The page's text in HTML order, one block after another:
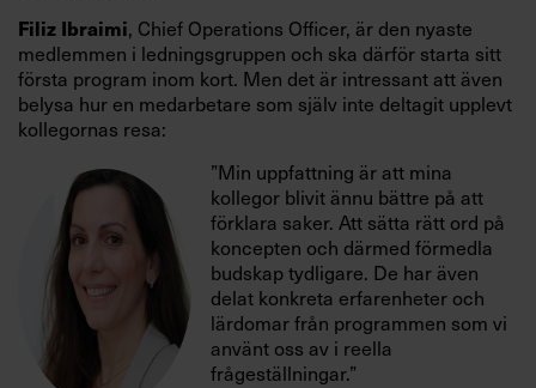
Filiz Ibraimi, Chief Operations Officer, är den nyaste
medlemmen i ledningsgruppen och ska därför starta sitt
första program inom kort. Men det är intressant att även
belysa hur en medarbetare som själv inte deltagit upplevt
kollegornas resa:
”Min uppfattning är att mina
kollegor blivit ännu bättre på att
förklara saker. Att sätta rätt ord på
koncepten och därmed förmedla
budskap tydligare. De har även
delat konkreta erfarenheter och
lärdomar från programmen som vi
använt oss av i reella
frågeställningar.”